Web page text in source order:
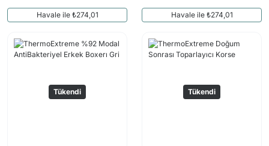
Havale ile ₺274,01 Havale ile ₺274,01
Tükendi Tükendi